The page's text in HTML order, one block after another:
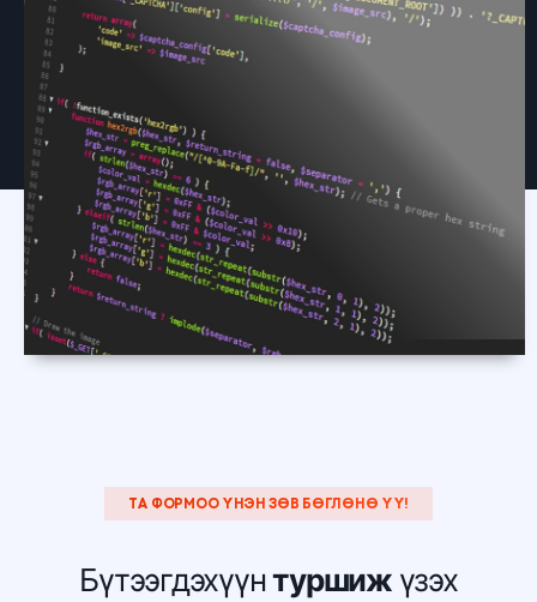
ТА ФОРМОО ҮНЭН ЗӨВ БӨГЛӨНӨ ҮҮ!
Бүтээгдэхүүнтуршижүзэх